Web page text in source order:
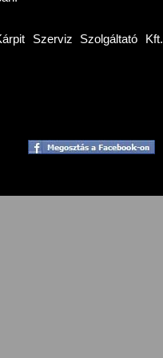
Szerviz Szolgáltató Kft.